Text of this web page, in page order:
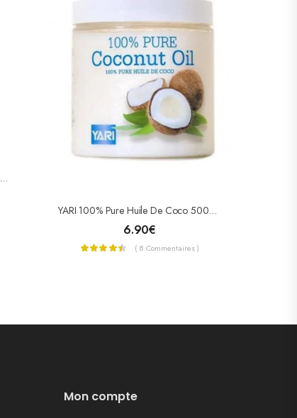
Betty Hutton Lotion Capillaire Hair Pouss Plus 100ml
YARI 100% Pure Huile De Coco 500ml « Pot »
6.90€
( 8 Commentaires )
Mon compte